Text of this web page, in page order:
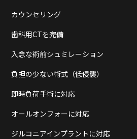
カウンセリング
歯科用CTを完備
入念な術前シュミレーション
負担の少ない術式（低侵襲）
即時負荷手術に対応
オールオンフォーに対応
ジルコニアインプラントに対応